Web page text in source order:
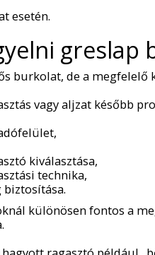
esetén.
greslap
burkolat, de a
vagy aljzat később
kiválasztása,
technika,
különösen fontos a